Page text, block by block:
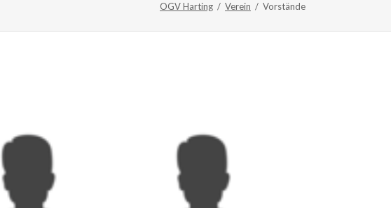
OGV Harting Verein Vorstände